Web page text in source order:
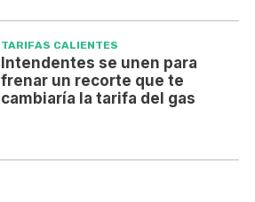
TARIFAS CALIENTES
Intendentes se unen para
frenar un recorte que te
cambiaría la tarifa del gas